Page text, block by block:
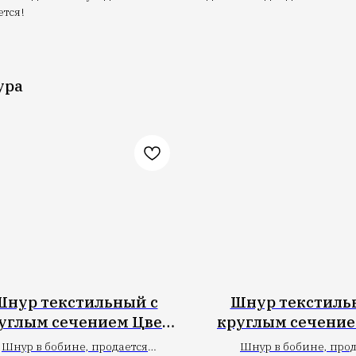
текстильный с
сечением Цвет
Хаки/Тауп/Олива
Шнур в бобине, продается
Шнур
круглым
бежевый
Шнур в бобине,